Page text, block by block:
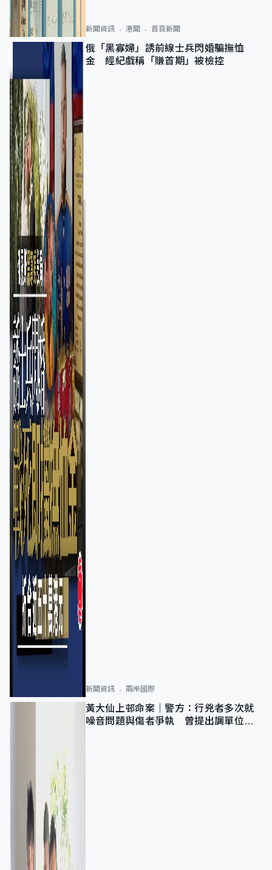
新聞資訊 港聞 首頁新聞
俄「黑寡婦」誘前線士兵閃婚騙撫恤
金 經紀戲稱「賺首期」被檢控
新聞資訊 兩岸國際
黃大仙上邨命案｜警方：行兇者多次就
噪音問題與傷者爭執 曾提出調單位已